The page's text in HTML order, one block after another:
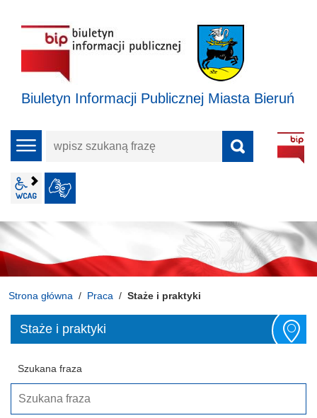
Biuletyn Informacji Publicznej Miasta Bieruń
menu
wpisz
frazę
wcag2.1
Strona główna Praca Staże i praktyki
Staże i praktyki
Szukana fraza